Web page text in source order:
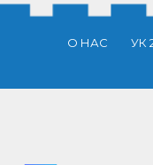
О НАС УК